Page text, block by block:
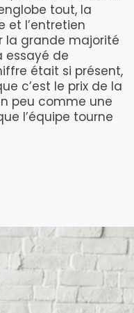
tout, la
et l’entretien
la grande majorité
essayé de
était si présent,
c’est le prix de la
peu comme une
l’équipe tourne